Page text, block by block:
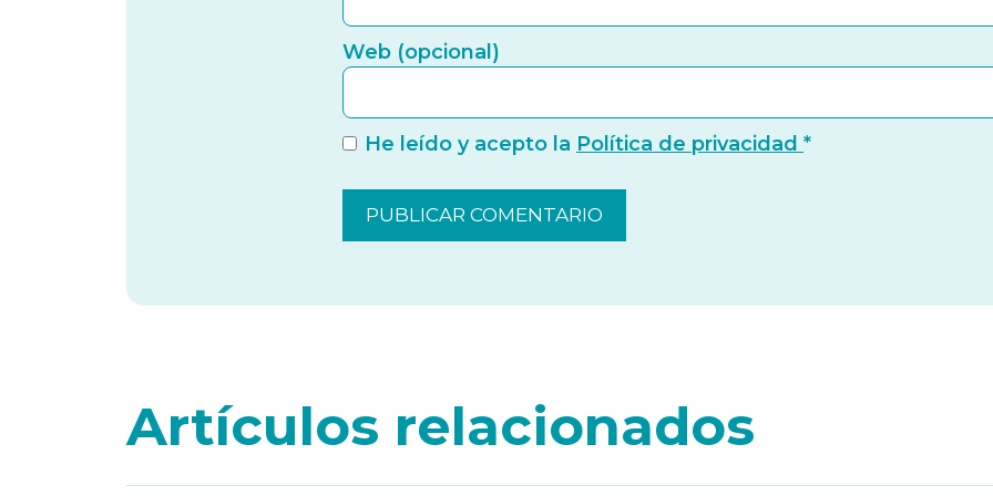
Web (opcional)
He leído y acepto la Política de privacidad *
Artículos relacionados